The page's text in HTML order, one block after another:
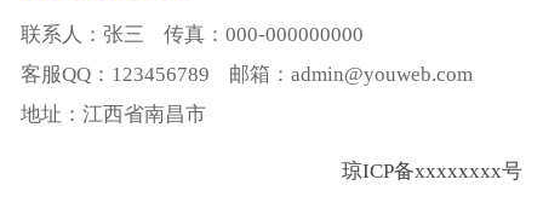
联系人：张三 传真：000-000000000
客服QQ：123456789 邮箱：admin@youweb.com
地址：江西省南昌市
琼ICP备xxxxxxxx号